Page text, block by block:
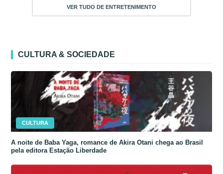
VER TUDO DE ENTRETENIMENTO
CULTURA & SOCIEDADE
CULTURA
A noite de Baba Yaga, romance de Akira Otani chega ao Brasil
pela editora Estação Liberdade